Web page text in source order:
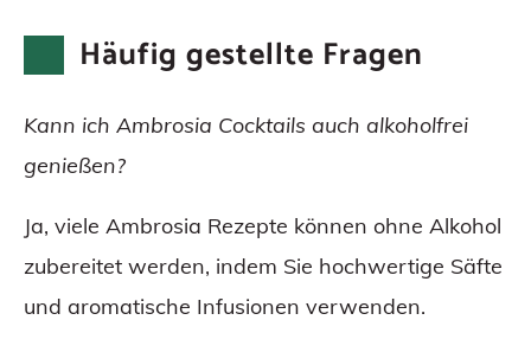
Häufig gestellte Fragen
Kann ich Ambrosia Cocktails auch alkoholfrei
genießen?
Ja, viele Ambrosia Rezepte können ohne Alkohol
zubereitet werden, indem Sie hochwertige Säfte
und aromatische Infusionen verwenden.